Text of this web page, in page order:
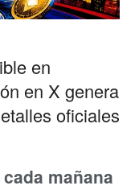
en
en X genera
oficiales
mañana